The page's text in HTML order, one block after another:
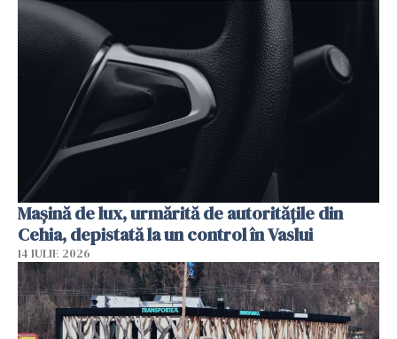
Mașină de lux, urmărită de autoritățile din
Cehia, depistată la un control în Vaslui
14 IULIE 2026